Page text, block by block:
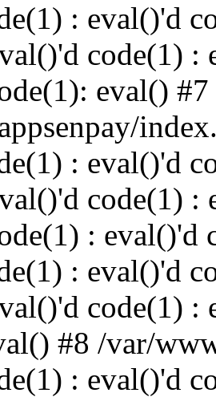
: eval()'d
code(1) :
eval() #7
: eval()'d
code(1) :
: eval()'d
: eval()'d
code(1) :
#8 /var/
: eval()'d